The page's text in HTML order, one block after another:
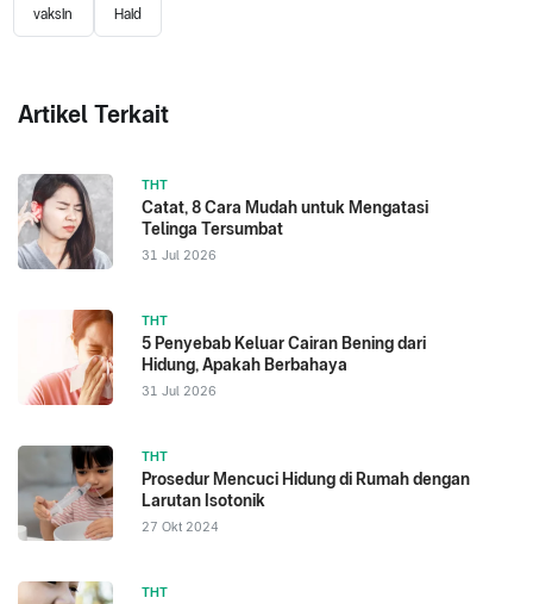
vaksin Haid
Artikel Terkait
THT
Catat, 8 Cara Mudah untuk Mengatasi
Telinga Tersumbat
31 Jul 2026
THT
5 Penyebab Keluar Cairan Bening dari
Hidung, Apakah Berbahaya
31 Jul 2026
THT
Prosedur Mencuci Hidung di Rumah dengan
Larutan Isotonik
27 Okt 2024
THT